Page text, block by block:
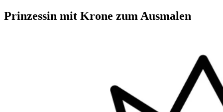
Prinzessin mit Krone zum Ausmalen